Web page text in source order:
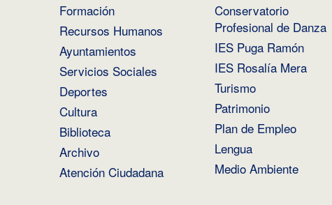
Formación
Recursos Humanos
Ayuntamientos
Servicios Sociales
Deportes
Cultura
Biblioteca
Archivo
Atención Ciudadana
Conservatorio
Profesional de Danza
IES Puga Ramón
IES Rosalía Mera
Turismo
Patrimonio
Plan de Empleo
Lengua
Medio Ambiente